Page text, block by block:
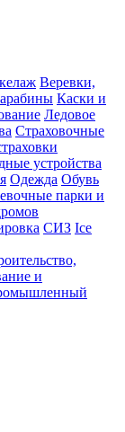
Веревки,
Каски и
Ледовое
Страховочные
устройства
Одежда Обувь
парки и
СИЗ Ice
и